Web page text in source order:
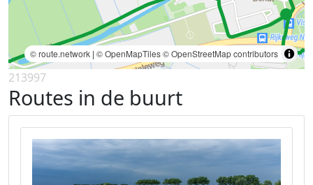
© route.network | © OpenMapTiles© OpenStreetMap contributors
213997
Routes in de buurt